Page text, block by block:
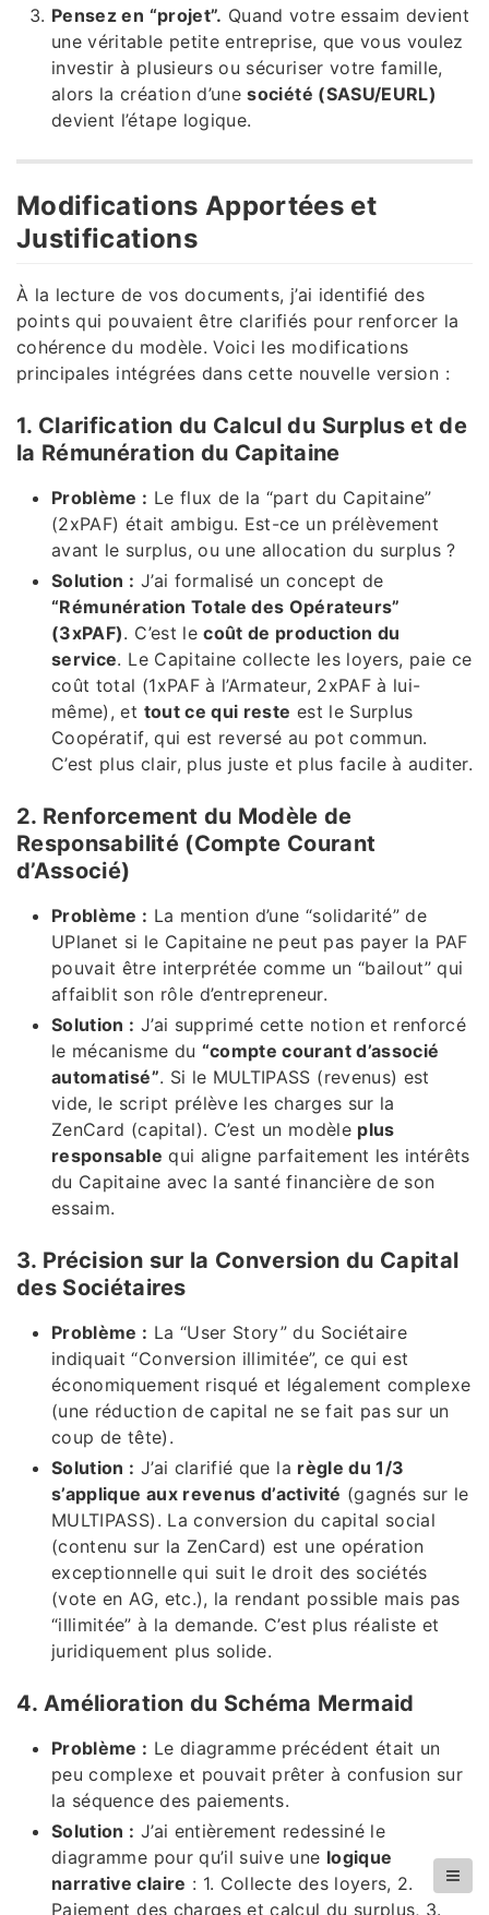
Pensez en “projet”. Quand votre essaim devient
une véritable petite entreprise, que vous voulez
investir à plusieurs ou sécuriser votre famille,
alors la création d’unesociété (SASU/EURL)
devient l’étape logique.
Modifications Apportées et
Justifications
À la lecture de vos documents, j’ai identifié des
points qui pouvaient être clarifiés pour renforcer la
cohérence du modèle. Voici les modifications
principales intégrées dans cette nouvelle version :
1. Clarification du Calcul du Surplus et de
la Rémunération du Capitaine
Problème : Le flux de la “part du Capitaine”
(2xPAF) était ambigu. Est-ce un prélèvement
avant le surplus, ou une allocation du surplus ?
Solution : J’ai formalisé un concept de
“Rémunération Totale des Opérateurs”
(3xPAF). C’est lecoût de production du
service. Le Capitaine collecte les loyers, paie ce
coût total (1xPAF à l’Armateur, 2xPAF à lui-
même), et tout ce qui reste est le Surplus
Coopératif, qui est reversé au pot commun.
C’est plus clair, plus juste et plus facile à auditer.
2. Renforcement du Modèle de
Responsabilité (Compte Courant
d’Associé)
Problème : La mention d’une “solidarité” de
UPlanet si le Capitaine ne peut pas payer la PAF
pouvait être interprétée comme un “bailout” qui
affaiblit son rôle d’entrepreneur.
Solution : J’ai supprimé cette notion et renforcé
le mécanisme du “compte courant d’associé
automatisé”. Si le MULTIPASS (revenus) est
vide, le script prélève les charges sur la
ZenCard (capital). C’est un modèle plus
responsable qui aligne parfaitement les intérêts
du Capitaine avec la santé financière de son
essaim.
3. Précision sur la Conversion du Capital
des Sociétaires
Problème : La “User Story” du Sociétaire
indiquait “Conversion illimitée”, ce qui est
économiquement risqué et légalement complexe
(une réduction de capital ne se fait pas sur un
coup de tête).
Solution : J’ai clarifié que la règle du 1/3
s’applique aux revenus d’activité (gagnés sur le
MULTIPASS). La conversion du capital social
(contenu sur la ZenCard) est une opération
exceptionnelle qui suit le droit des sociétés
(vote en AG, etc.), la rendant possible mais pas
“illimitée” à la demande. C’est plus réaliste et
juridiquement plus solide.
4. Amélioration du Schéma Mermaid
Problème : Le diagramme précédent était un
peu complexe et pouvait prêter à confusion sur
la séquence des paiements.
Solution : J’ai entièrement redessiné le
diagramme pour qu’il suive une logique
narrative claire : 1. Collecte des loyers, 2.
Paiement des charges et calcul du surplus, 3.